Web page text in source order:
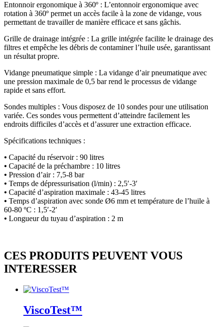
Entonnoir ergonomique à 360º : L’entonnoir ergonomique avec
rotation à 360º permet un accès facile à la zone de vidange, vous
permettant de travailler de manière efficace et sans gâchis.
Grille de drainage intégrée : La grille intégrée facilite le drainage des
filtres et empêche les débris de contaminer l’huile usée, garantissant
un résultat propre.
Vidange pneumatique simple : La vidange d’air pneumatique avec
une pression maximale de 0,5 bar rend le processus de vidange
rapide et sans effort.
Sondes multiples : Vous disposez de 10 sondes pour une utilisation
variée. Ces sondes vous permettent d’atteindre facilement les
endroits difficiles d’accès et d’assurer une extraction efficace.
Spécifications techniques :
⦁ Capacité du réservoir : 90 litres
⦁ Capacité de la préchambre : 10 litres
⦁ Pression d’air : 7,5-8 bar
⦁ Temps de dépressurisation (l/min) : 2,5′-3′
⦁ Capacité d’aspiration maximale : 43-45 litres
⦁ Temps d’aspiration avec sonde Ø6 mm et température de l’huile à
60-80 ºC : 1,5′-2′
⦁ Longueur du tuyau d’aspiration : 2 m
CES PRODUITS PEUVENT VOUS
INTERESSER
ViscoTest™